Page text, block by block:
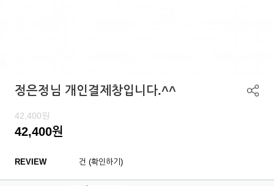
정은정님 개인결제창입니다.^^
42,400원
42,400원
REVIEW 건 (확인하기)